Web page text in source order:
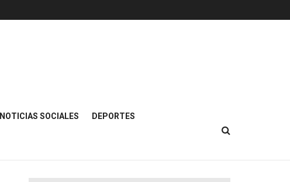
NOTICIAS SOCIALES DEPORTES